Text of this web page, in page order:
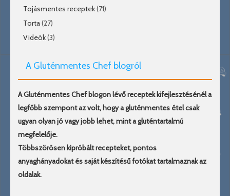
Tojásmentes receptek(71)
Torta(27)
Videók(3)
A Gluténmentes Chef blogról
A Gluténmentes Chef blogon lévő receptek kifejlesztésénél a
legfőbb szempont az volt, hogy a gluténmentes étel csak
ugyan olyan jó vagy jobb lehet, mint a gluténtartalmú
megfelelője.
Többszörösen kipróbált recepteket, pontos
anyaghányadokat és saját készítésű fotókat tartalmaznak az
oldalak.